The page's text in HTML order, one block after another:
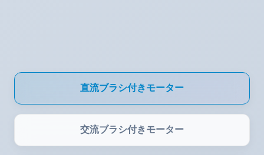
直流ブラシ付きモーター
交流ブラシ付きモーター